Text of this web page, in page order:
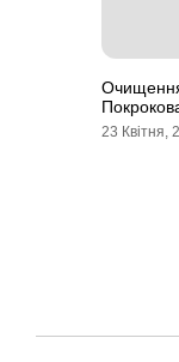
23 Квітня,